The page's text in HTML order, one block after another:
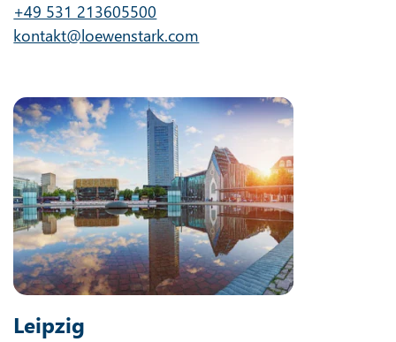
+49 531 213605500
kontakt@loewenstark.com
Leipzig